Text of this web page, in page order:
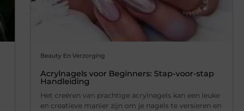
Beauty En Verzorging
Acrylnagels voor Beginners: Stap-voor-stap
Handleiding
Het creëren van prachtige acrylnagels kan een leuke
en creatieve manier zijn om je nagels te versieren en